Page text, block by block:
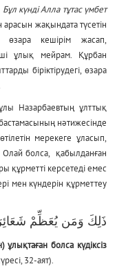
күнді Алла тұтас үмбет
жақындата түсетін
өзара кешірім жасап,
ұлық мейрам. Құрбан
біріктірудегі, өзара
Назарбаевтың ұлттық
нәтижесінде
мерекеге ұласып,
болса, қабылданған
құрметті керсетеді емес
мен күндерін құрметтеу
ذَلِكَ وَمَن يُعَظِّمْ شَعَائِرَ
болса күдіксіз
32-аят).